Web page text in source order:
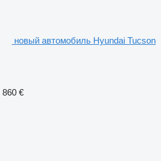
новый автомобиль Hyundai Tucson
860 €